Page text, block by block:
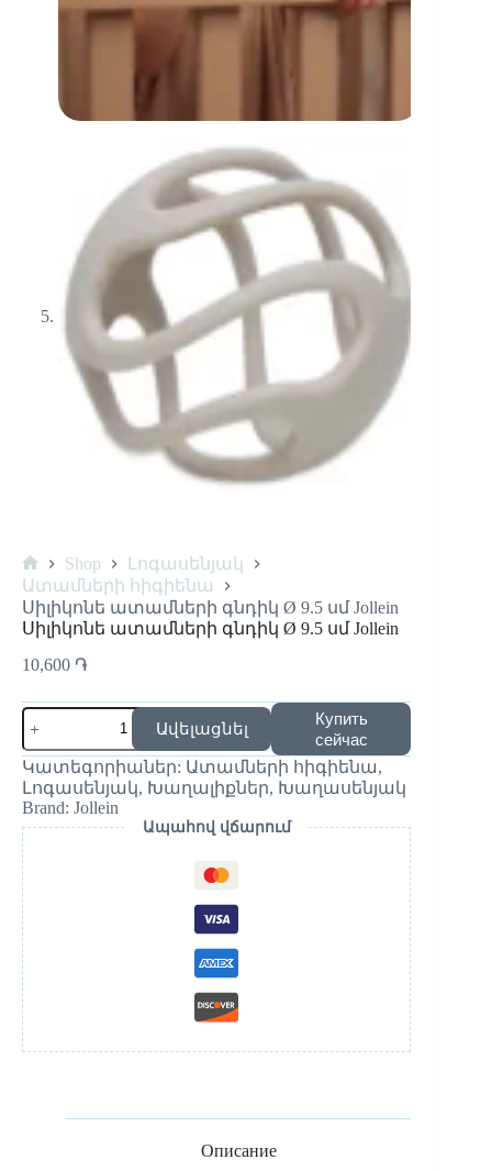
Home
Shop
Լոգասենյակ
Ատամների հիգիենա
Սիլիկոնե ատամների գնդիկ Ø 9.5 սմ Jollein
Սիլիկոնե ատամների գնդիկ Ø 9.5 սմ Jollein
10,600 ֏
Количество
товара
Սիլիկոնե
ատամների
գնդիկ
Ø
9.5
սմ
Jollein
Ավելացնել
Купить
сейчас
Կատեգորիաներ: Ատամների հիգիենա,
Լոգասենյակ, Խաղալիքներ, Խաղասենյակ
Brand: Jollein
Ապահով վճարում
Описание